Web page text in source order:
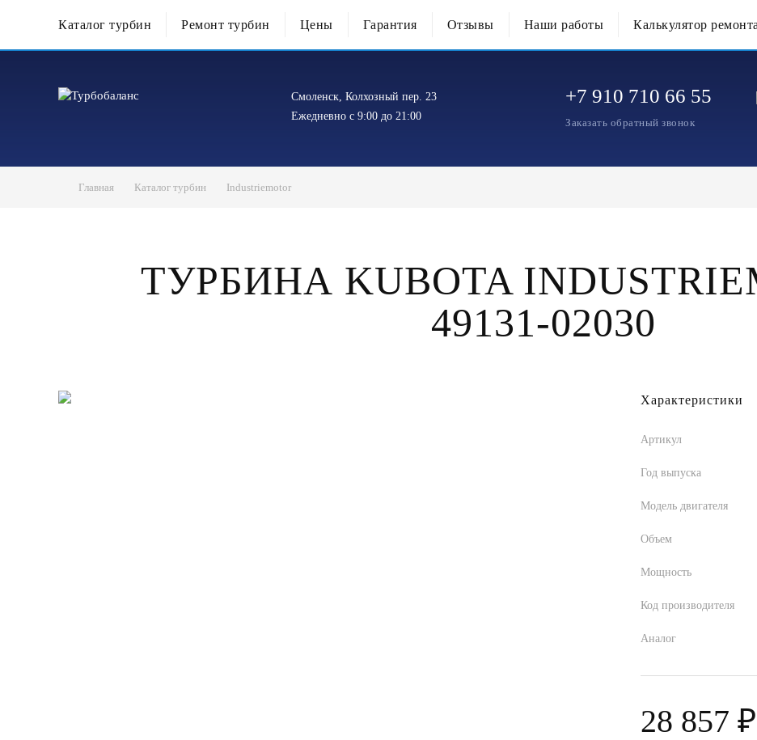
Каталог турбин Ремонт турбин Цены Гарантия Отзывы Наши работы Калькулятор ремонта
Смоленск, Колхозный пер. 23
Ежедневно с 9:00 до 21:00
+7 910 710 66 55
Заказать обратный звонок
Главная Каталог турбин Industriemotor
ТУРБИНА KUBOTA
49131-02030
Характеристики
Артикул
Год выпуска
Модель двигателя
Объем
Мощность
Код производителя
Аналог
28 857 ₽